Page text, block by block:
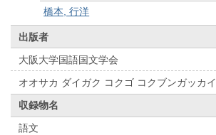
橋本, 行洋
出版者
大阪大学国語国文学会
オオサカ ダイガク コクゴ コクブンガッカイ
収録物名
語文